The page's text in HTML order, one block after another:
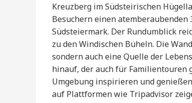
Kreuzberg im Südsteirischen
Besuchern einen
Südsteiermark. Der Rundumblick
zu den Windischen Büheln. Die
sondern auch eine Quelle der
hinauf, der auch für Familientouren
Umgebung inspirieren und
auf Plattformen wie Tripadvisor